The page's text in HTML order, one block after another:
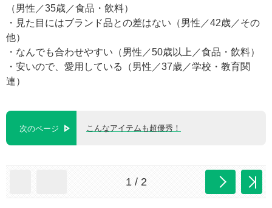
（男性／35歳／食品・飲料）
・見た目にはブランド品との差はない（男性／42歳／その
他）
・なんでも合わせやすい（男性／50歳以上／食品・飲料）
・安いので、愛用している（男性／37歳／学校・教育関
連）
次のページ こんなアイテムも超優秀！
1 / 2